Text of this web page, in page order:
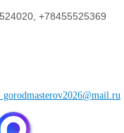
+78455525369